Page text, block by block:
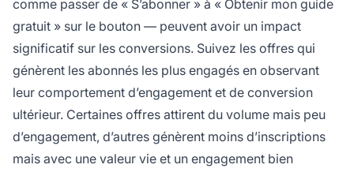
comme passer de « S’abonner » à « Obtenir mon guide
gratuit » sur le bouton — peuvent avoir un impact
significatif sur les conversions. Suivez les offres qui
génèrent les abonnés les plus engagés en observant
leur comportement d’engagement et de conversion
ultérieur. Certaines offres attirent du volume mais peu
d’engagement, d’autres génèrent moins d’inscriptions
mais avec une valeur vie et un engagement bien